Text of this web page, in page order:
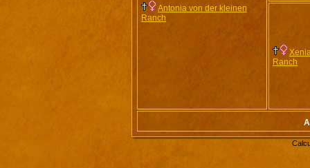
Antonia von der kleinen
Ranch
Ranch